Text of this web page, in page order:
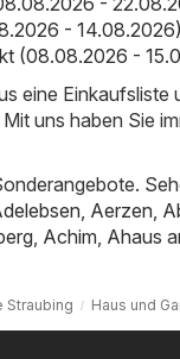
- 14.08.2026)
(08.08.2026 -
eine Einkaufsliste
uns haben Sie
Aerzen
Achim Ahaus
Straubing Haus und